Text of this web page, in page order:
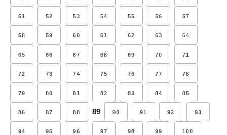
51 52 53 54 55 56 57
58 59 60 61 62 63 64
65 66 67 68 69 70 71
72 73 74 75 76 77 78
79 80 81 82 83 84 85
86 87 88 89 90 91 92 93
94 95 96 97 98 99 100